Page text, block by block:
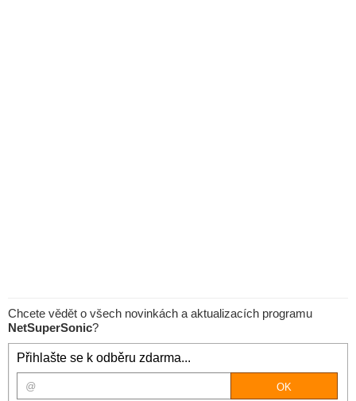
Chcete vědět o všech novinkách a aktualizacích programu
NetSuperSonic?
Přihlašte se k odběru zdarma...